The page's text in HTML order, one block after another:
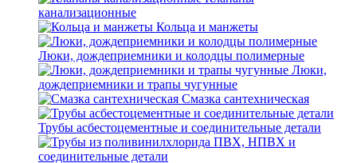
канализационные
Кольца и манжеты
Люки, дождеприемники и колодцы полимерные
Люки,
дождеприемники и трапы чугунные
Смазка сантехническая
Трубы асбестоцементные и соединительные детали